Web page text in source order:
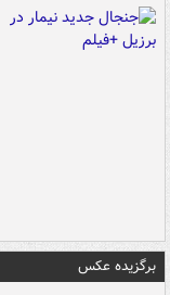
برگزیده عکس